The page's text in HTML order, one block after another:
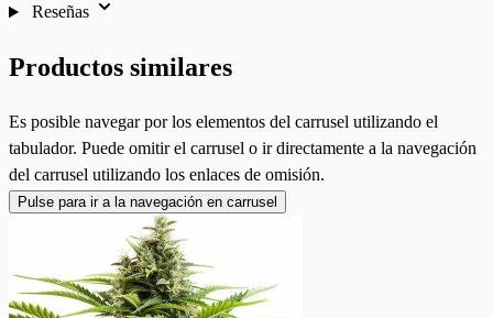
Reseñas
Productos similares
Es posible navegar por los elementos del carrusel utilizando el
tabulador. Puede omitir el carrusel o ir directamente a la navegación
del carrusel utilizando los enlaces de omisión.
Pulse para ir a la navegación en carrusel